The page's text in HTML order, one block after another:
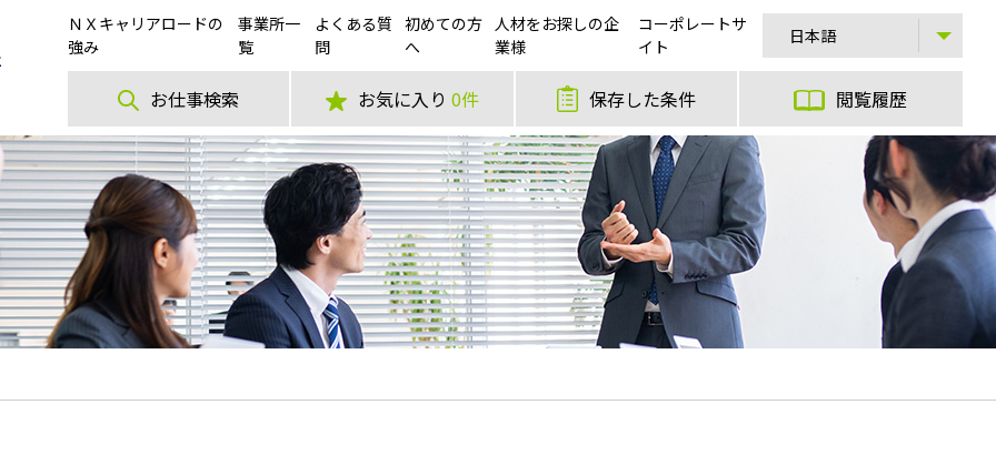
ＮＸキャリアロードの
強み
事業所一
覧
よくある質
問
初めての方
へ
人材をお探しの企
業様
コーポレートサ
イト
お仕事検索 お気に入り 0件 保存した条件 閲覧履歴